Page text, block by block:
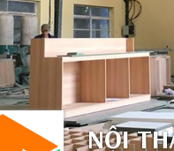
NỘI